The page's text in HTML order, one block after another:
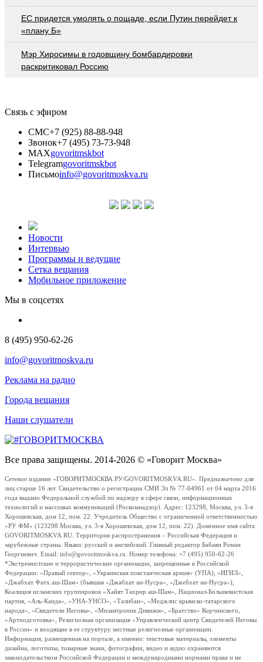
EC придется умолять о пощаде, если Путин перейдет к
«плану Б»
Мэр Хиросимы в годовщину бомбардировки
раскритиковал Россию
Связь с эфиром
СМС+7 (925) 88-88-948
Звонок+7 (495) 73-73-948
MAXgovoritmskbot
Telegramgovoritmskbot
Письмоinfo@govoritmoskva.ru
Новости
Интервью
Программы и ведущие
Сетка вещания
Мобильное приложение
Мы в соцсетях
8 (495) 950-62-26
info@govoritmoskva.ru
Реклама на радио
Города вещания
Наши слушатели
Все права защищены. 2014-2026 © «Говорит Москва»
Сетевое издание «ГОВОРИТМОСКВА.РУ/GOVORITMOSKVA.RU». Предназначено для
лиц старше 16 лет. Свидетельство о регистрации СМИ Эл № 77-64961 от 04 марта 2016
года выдано Федеральной службой по надзору в сфере связи, информационных
технологий и массовых коммуникаций (Роскомнадзор). Адрес: 123298, Москва, ул. 3-я
Хорошевская, дом 12, пом. 22. Учредитель Общество с ограниченной ответственностью
«РУ ФМ» (123298 Москва, ул. 3-я Хорошевская, дом 12, пом. 22). Доменное имя сайта
GOVORITMOSKVA.RU. Территория распространения – Российская Федерация и
зарубежные страны. Языки: русский и английский. Главный редактор Бабаян Роман
Георгиевич. Email: info@govoritmoskva.ru. Номер телефона: +7 (495) 950-62-26
*Экстремистские и террористические организации, запрещенные в Российской
Федерации: «Правый сектор», «Украинская повстанческая армия» (УПА), «ИГИЛ»,
«Джабхат Фатх аш-Шам» (бывшая «Джабхат ан-Нусра», «Джебхат ан-Нусра»),
Коалиция исламских группировок «Хайят Тахрир аш-Шам», Национал-Большевистская
партия, «Аль-Каида», «УНА-УНСО», «Талибан», «Меджлис крымско-татарского
народа», «Свидетели Иеговы», «Мизантропик Дивижн», «Братство» Корчинского,
«Артподготовка», Религиозная организация «Управленческий центр Свидетелей Иеговы
в России» и входящие в ее структуру местные религиозные организации.
Информация, размещенная на портале, а именно: текстовые материалы, элементы
дизайна, логотипы, товарные знаки, фотографии, видео и аудио охраняются
законодательством Российской Федерации и международными нормами права и не